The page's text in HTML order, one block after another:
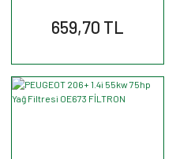
659,70 TL